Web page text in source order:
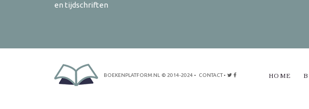
en tijdschriften
BOEKENPLATFORM.NL © 2014-2024 • CONTACT• HOME